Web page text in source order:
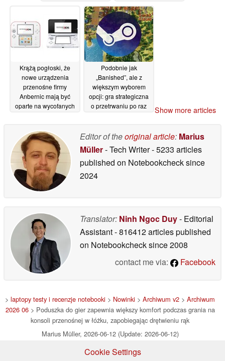
procesory APU firmy
Intel przeznaczone do
urządzeń przenośnych
15/06/2026
Krążą pogłoski, że
nowe urządzenia
przenośne firmy
Anbernic mają być
oparte na wycofanych
Podobnie jak
„Banished”, ale z
większym wyborem
opcji: gra strategiczna
o przetrwaniu po raz
dolarów12/06/2026
Show more articles
Editor of theoriginal article: Marius
Müller- Tech Writer- 5233 articles
published on Notebookchecksince
2024
Translator: Ninh Ngoc Duy- Editorial
Assistant- 816412 articles published
on Notebookchecksince 2008
contact me via:
Facebook
> laptopy testy i recenzje notebooki > Nowinki > Archiwum v2 > Archiwum
2026 06> Poduszka do gier zapewnia większy komfort podczas grania na
konsoli przenośnej w łóżku, zapobiegając drętwieniu rąk
Marius Müller, 2026-06-12 (Update: 2026-06-12)
Cookie Settings